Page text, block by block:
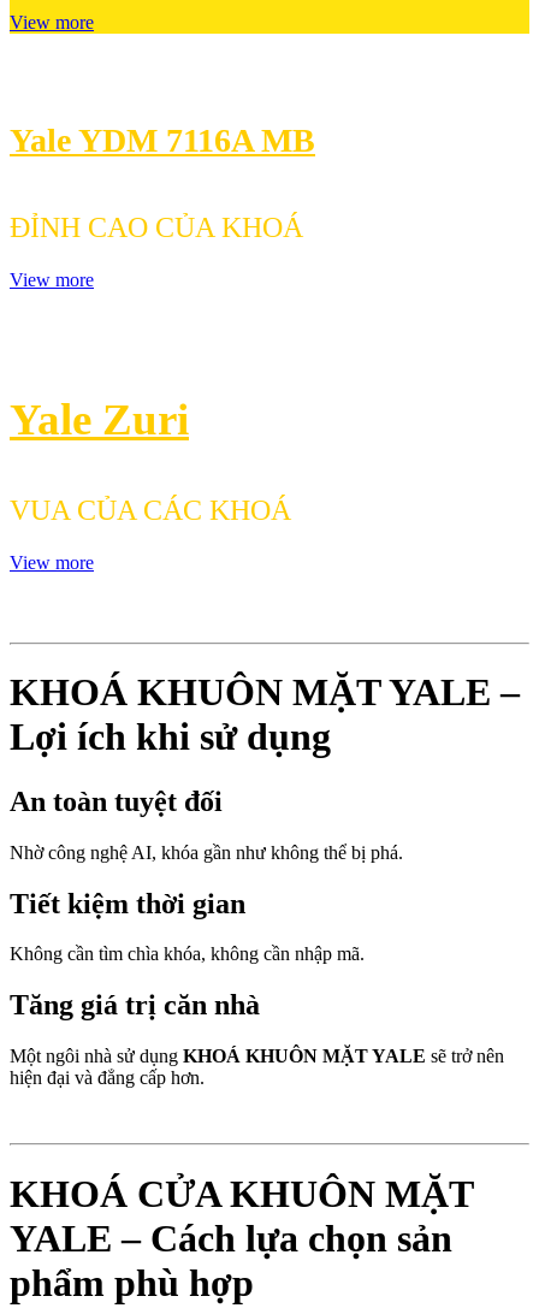
View more
Yale YDM 7116A MB
ĐỈNH CAO CỦA KHOÁ
View more
Yale Zuri
VUA CỦA CÁC KHOÁ
View more
KHOÁ KHUÔN MẶT YALE –
Lợi ích khi sử dụng
An toàn tuyệt đối
Nhờ công nghệ AI, khóa gần như không thể bị phá.
Tiết kiệm thời gian
Không cần tìm chìa khóa, không cần nhập mã.
Tăng giá trị căn nhà
Một ngôi nhà sử dụng KHOÁ KHUÔN MẶT YALE sẽ trở nên
hiện đại và đẳng cấp hơn.
KHOÁ CỬA KHUÔN MẶT
YALE – Cách lựa chọn sản
phẩm phù hợp